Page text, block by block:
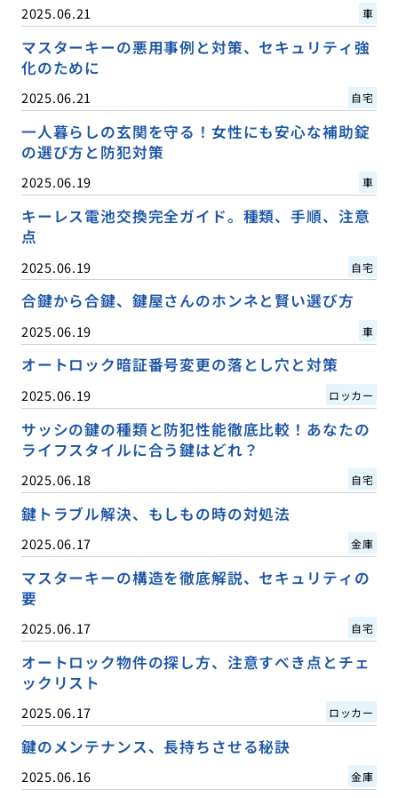
2025.06.21 車
マスターキーの悪用事例と対策、セキュリティ強
化のために
2025.06.21 自宅
一人暮らしの玄関を守る！女性にも安心な補助錠
の選び方と防犯対策
2025.06.19 車
キーレス電池交換完全ガイド。種類、手順、注意
点
2025.06.19 自宅
合鍵から合鍵、鍵屋さんのホンネと賢い選び方
2025.06.19 車
オートロック暗証番号変更の落とし穴と対策
2025.06.19 ロッカー
サッシの鍵の種類と防犯性能徹底比較！あなたの
ライフスタイルに合う鍵はどれ？
2025.06.18 自宅
鍵トラブル解決、もしもの時の対処法
2025.06.17 金庫
マスターキーの構造を徹底解説、セキュリティの
要
2025.06.17 自宅
オートロック物件の探し方、注意すべき点とチェ
ックリスト
2025.06.17 ロッカー
鍵のメンテナンス、長持ちさせる秘訣
2025.06.16 金庫